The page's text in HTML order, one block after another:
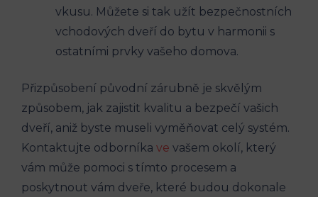
vkusu. Můžete si tak užít bezpečnostních‍
vchodových dveří‍ do bytu ‌v harmonii⁤ s ​
ostatními prvky vašeho domova.
Přizpůsobení původní zárubně je skvělým
⁢způsobem, jak zajistit kvalitu a bezpečí ⁤vašich
dveří, aniž⁢ byste​ museli vyměňovat celý systém.
Kontaktujte odborníka ve vašem okolí, který
vám může pomoci s ⁢tímto procesem a
poskytnout vám dveře, které budou dokonale